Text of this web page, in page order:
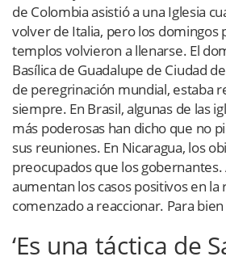
de Colombia asistió a una Iglesia
volver de Italia, pero los domingos
templos volvieron a llenarse. El
Basílica de Guadalupe de Ciudad
de peregrinación mundial, estaba
siempre. En Brasil, algunas de las
más poderosas han dicho que no
sus reuniones. En Nicaragua, los
preocupados que los
aumentan los casos positivos en la
comenzado a reaccionar. Para
‘Es una táctica de